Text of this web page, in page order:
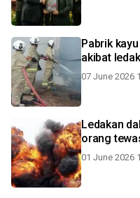
Pabrik
akibat
07 June 2026
Ledakan
orang
01 June 2026